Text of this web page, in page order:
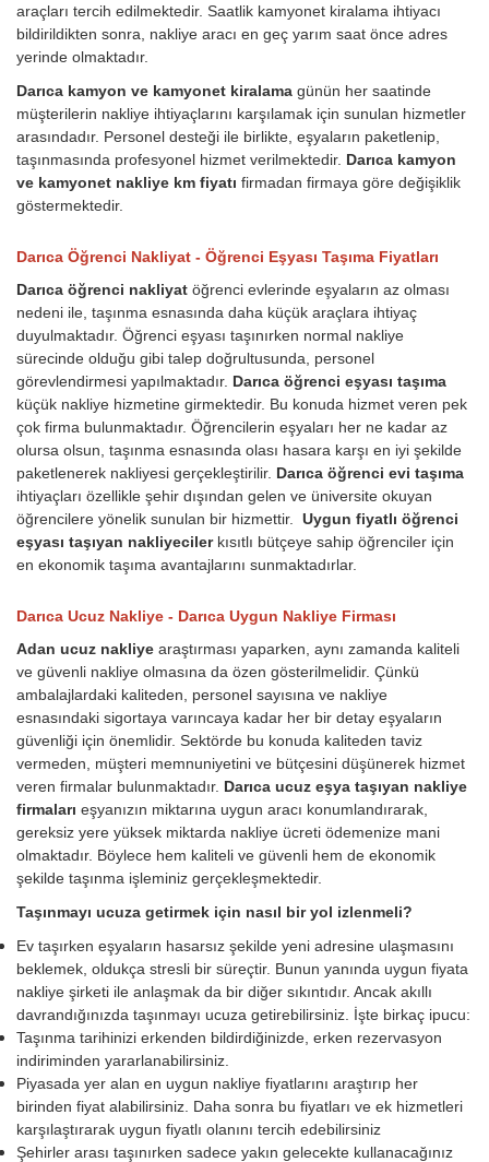
araçları tercih edilmektedir. Saatlik kamyonet kiralama ihtiyacı
bildirildikten sonra, nakliye aracı en geç yarım saat önce adres
yerinde olmaktadır.
Darıca kamyon ve kamyonet kiralama günün her saatinde
müşterilerin nakliye ihtiyaçlarını karşılamak için sunulan hizmetler
arasındadır. Personel desteği ile birlikte, eşyaların paketlenip,
taşınmasında profesyonel hizmet verilmektedir. Darıca kamyon
ve kamyonet nakliye km fiyatı firmadan firmaya göre değişiklik
göstermektedir.
Darıca Öğrenci Nakliyat - Öğrenci Eşyası Taşıma Fiyatları
Darıca öğrenci nakliyat öğrenci evlerinde eşyaların az olması
nedeni ile, taşınma esnasında daha küçük araçlara ihtiyaç
duyulmaktadır. Öğrenci eşyası taşınırken normal nakliye
sürecinde olduğu gibi talep doğrultusunda, personel
görevlendirmesi yapılmaktadır. Darıca öğrenci eşyası taşıma
küçük nakliye hizmetine girmektedir. Bu konuda hizmet veren pek
çok firma bulunmaktadır. Öğrencilerin eşyaları her ne kadar az
olursa olsun, taşınma esnasında olası hasara karşı en iyi şekilde
paketlenerek nakliyesi gerçekleştirilir. Darıca öğrenci evi taşıma
ihtiyaçları özellikle şehir dışından gelen ve üniversite okuyan
öğrencilere yönelik sunulan bir hizmettir. Uygun fiyatlı öğrenci
eşyası taşıyan nakliyeciler kısıtlı bütçeye sahip öğrenciler için
en ekonomik taşıma avantajlarını sunmaktadırlar.
Darıca Ucuz Nakliye - Darıca Uygun Nakliye Firması
Adan ucuz nakliye araştırması yaparken, aynı zamanda kaliteli
ve güvenli nakliye olmasına da özen gösterilmelidir. Çünkü
ambalajlardaki kaliteden, personel sayısına ve nakliye
esnasındaki sigortaya varıncaya kadar her bir detay eşyaların
güvenliği için önemlidir. Sektörde bu konuda kaliteden taviz
vermeden, müşteri memnuniyetini ve bütçesini düşünerek hizmet
veren firmalar bulunmaktadır. Darıca ucuz eşya taşıyan nakliye
firmaları eşyanızın miktarına uygun aracı konumlandırarak,
gereksiz yere yüksek miktarda nakliye ücreti ödemenize mani
olmaktadır. Böylece hem kaliteli ve güvenli hem de ekonomik
şekilde taşınma işleminiz gerçekleşmektedir.
Taşınmayı ucuza getirmek için nasıl bir yol izlenmeli?
Ev taşırken eşyaların hasarsız şekilde yeni adresine ulaşmasını
beklemek, oldukça stresli bir süreçtir. Bunun yanında uygun fiyata
nakliye şirketi ile anlaşmak da bir diğer sıkıntıdır. Ancak akıllı
davrandığınızda taşınmayı ucuza getirebilirsiniz. İşte birkaç ipucu:
Taşınma tarihinizi erkenden bildirdiğinizde, erken rezervasyon
indiriminden yararlanabilirsiniz.
Piyasada yer alan en uygun nakliye fiyatlarını araştırıp her
birinden fiyat alabilirsiniz. Daha sonra bu fiyatları ve ek hizmetleri
karşılaştırarak uygun fiyatlı olanını tercih edebilirsiniz
Şehirler arası taşınırken sadece yakın gelecekte kullanacağınız